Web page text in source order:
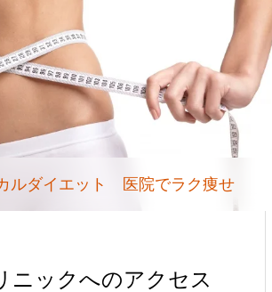
ルダイエット 医院でラク痩せ
ニックへのアクセス